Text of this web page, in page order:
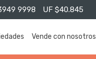
9998 UF $40.845
Vende con nosotros